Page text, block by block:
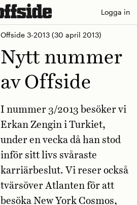
Logga in
Offside 3-2013 (30 april 2013)
Nytt nummer
av Offside
I nummer 3/2013 besöker vi
Erkan Zengin i Turkiet,
under en vecka då han stod
inför sitt livs svåraste
karriärbeslut. Vi reser också
tvärsöver Atlanten för att
besöka New York Cosmos,